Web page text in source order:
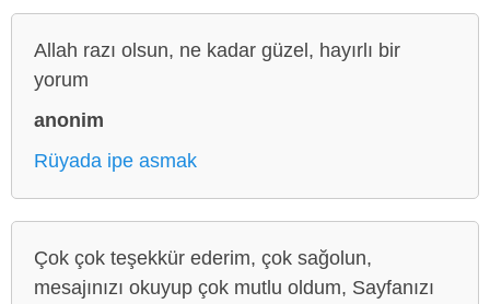
Allah razı olsun, ne kadar güzel, hayırlı bir
yorum
anonim
Rüyada ipe asmak
Çok çok teşekkür ederim, çok sağolun,
mesajınızı okuyup çok mutlu oldum, Sayfanızı